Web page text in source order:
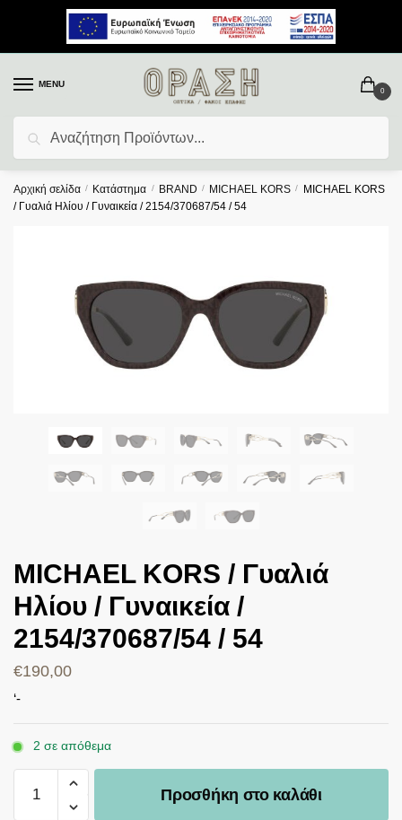
MENU
Αναζήτηση
0
Αρχική σελίδα / Κατάστημα / BRAND / MICHAEL KORS /
MICHAEL KORS
/ Γυαλιά Ηλίου / Γυναικεία / 2154/370687/54 / 54
MICHAEL KORS / Γυαλιά
Ηλίου / Γυναικεία /
2154/370687/54 / 54
€190,00
‘-
2 σε απόθεμα
Προσθήκη στο καλάθι